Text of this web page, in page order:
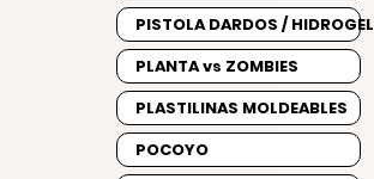
PISTOLA DARDOS / HIDROGEL
PLANTA vs ZOMBIES
PLASTILINAS MOLDEABLES
POCOYO